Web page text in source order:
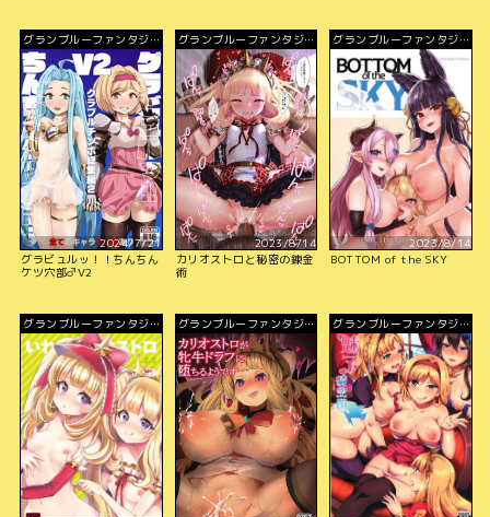
グランブルーファンタジ
ー
2024/7/21
グラビュルッ！！ちんちん
ケツ穴部♂V2
グランブルーファンタジ
2023/8/14
カリオストロと秘密の錬金
術
グランブルーファンタジ
ー
2023/8/14
BOTTOM of the SKY
グランブルーファンタジ
ー
グランブルーファンタジ
ー
グランブルーファンタジ
ー